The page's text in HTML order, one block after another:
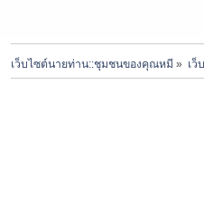
เว็บไซต์นายท่าน::ชุมชนของคุณหมี » เว็